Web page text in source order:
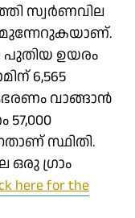
സ്വര്‍ണവില
പുതിയ ഉയരം
6,565
വാങ്ങാന്‍
സ്ഥിതി.
ഒരു ഗ്രാം
here for the